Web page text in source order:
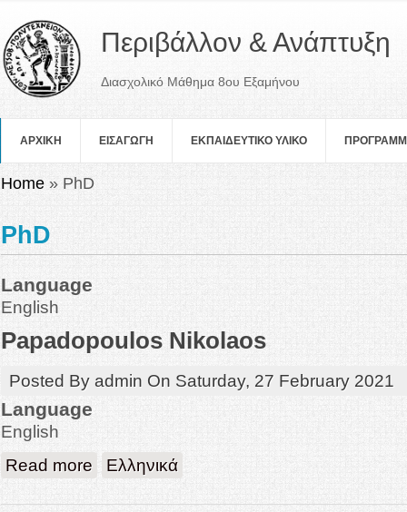
Περιβάλλον & Ανάπτυξη
Διασχολικό Μάθημα 8ου Εξαμήνου
ΑΡΧΙΚΗ ΕΙΣΑΓΩΓΗ ΕΚΠΑΙΔΕΥΤΙΚΟ ΥΛΙΚΟ
You are here
Home » PhD
PhD
Language
English
Papadopoulos Nikolaos
Posted By admin On Saturday, 27 February 2021
Language
English
Read more about Papadopoulos Nikolaos
Ελληνικά